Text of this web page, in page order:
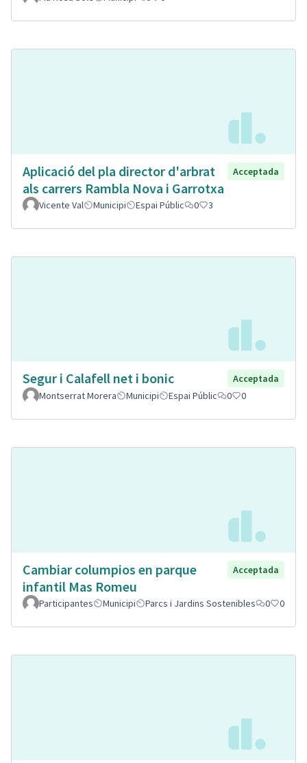
Aplicació del pla director d'arbrat
als carrers Rambla Nova i Garrotxa
Acceptada
Vicente Val Municipi Espai Públic 0 3
Segur i Calafell net i bonic
Acceptada
Montserrat Morera
Municipi Espai Públic 0 0
Cambiar columpios en parque
infantil Mas Romeu
Acceptada
Participantes Municipi Parcs i Jardins Sostenibles 0 0